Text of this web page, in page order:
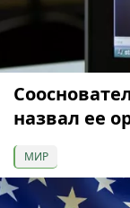
назвал ее
МИР